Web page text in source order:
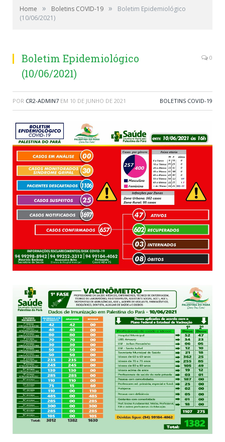
Home » Boletins COVID-19 »
Boletim Epidemiológico
(10/06/2021)
Boletim Epidemiológico
(10/06/2021)
0
POR CR2-ADMIN7 EM 10 DE JUNHO DE 2021 BOLETINS COVID-19